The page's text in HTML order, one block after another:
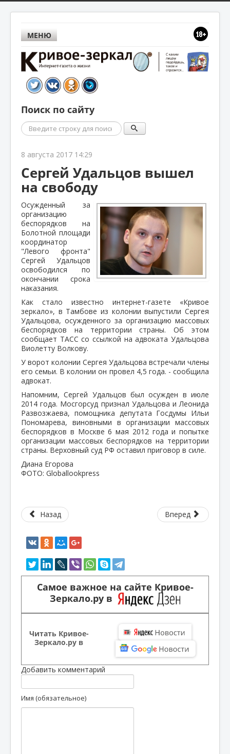
МЕНЮ
Поиск по сайту
Поиск
8 августа 2017 14:29
Сергей Удальцов вышел
на свободу
Осужденный за
организацию
беспорядков на
Болотной площади
координатор
"Левого фронта"
Сергей Удальцов
освободился по
окончании срока
наказания.
Как стало известно интернет-газете «Кривое
зеркало», в Тамбове из колонии выпустили Сергея
Удальцова, осужденного за организацию массовых
беспорядков на территории страны. Об этом
сообщает ТАСС со ссылкой на адвоката Удальцова
Виолетту Волкову.
У ворот колонии Сергея Удальцова встречали члены
его семьи. В колонии он провел 4,5 года. - сообщила
адвокат.
Напомним, Сергей Удальцов был осужден в июле
2014 года. Мосгорсуд признал Удальцова и Леонида
Развозжаева, помощника депутата Госдумы Ильи
Пономарева, виновными в организации массовых
беспорядков в Москве 6 мая 2012 года и попытке
организации массовых беспорядков на территории
страны. Верховный суд РФ оставил приговор в силе.
Диана Егорова
ФОТО: Globallookpress
Назад Вперед
Самое важное на сайте Кривое-
Зеркало.ру в
Читать Кривое-
Зеркало.ру в
Добавить комментарий
Имя (обязательное)